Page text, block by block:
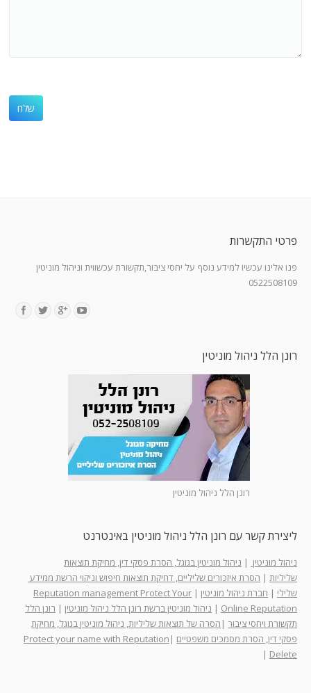
פרטי התקשרות
פנו אלינו עכשיו למידע נוסף על יחסי ציבור,תקשורת עכשווית וניהול מוניטין
0522508109
רונן הלל ניהול מוניטין
רונן הלל ניהול מוניטין
ליצירת קשר עם רונן הלל ניהול מוניטין באינטרנט
ניהול מוניטין | ניהול מוניטין בגוגל, הסרת פסקי דין, מחיקת תוצאות
שליליות | הסרת איזכורים שליליים, דחיקת תוצאות חיפוש וניקוי הרשת ממידע
שלילי | חברת ניהול מוניטין |
Reputation management Protect Your
Online Reputation
| ניהול מוניטין ברשת רונן הלל ניהול מוניטין | רונן הלל
תקשורת ויחסי ציבור | הסרה של תוצאות שליליות, ניהול מוניטין בגוגל, מחיקת
פסקי דין, הסרת מסמכים משפטיים |
Protect your name with Reputation
Delete
|